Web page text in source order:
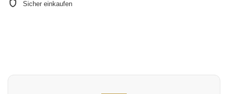
Sicher einkaufen